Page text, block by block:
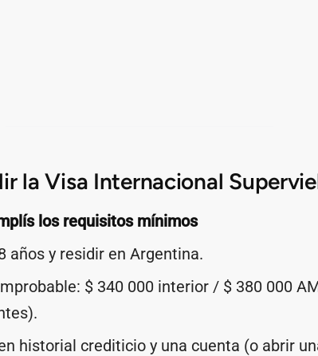
la Visa Internacional
los requisitos mínimos
años y residir en Argentina.
$ 340 000 interior / $ 380 000
historial crediticio y una cuenta (o abrir